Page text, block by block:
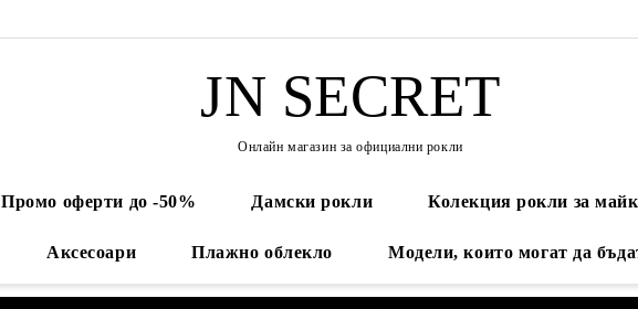
JN SECRET
Онлайн магазин за официални рокли
Промо оферти до -50% Дамски рокли Колекция рокли за
Аксесоари Плажно облекло Модели, които могат да